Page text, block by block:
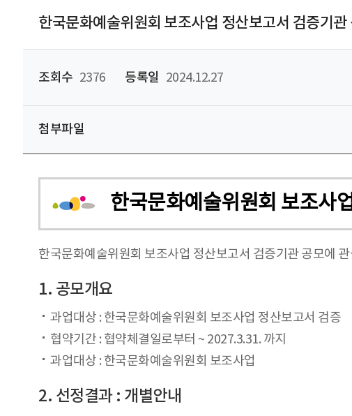
한국문화예술위원회 보조사업 정산보고서 검증기관
조회수 2376 등록일 2024.12.27
첨부파일
한국문화예술위원회 보조사
한국문화예술위원회 보조사업 정산보고서 검증기관 공모에
1. 공모개요
과업대상 : 한국문화예술위원회 보조사업 정산보고서 검증
협약기간 : 협약체결일로부터 ~ 2027.3.31. 까지
과업대상 : 한국문화예술위원회 보조사업
2. 선정결과 : 개별안내